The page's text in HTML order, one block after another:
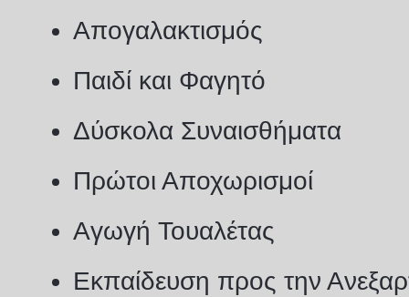
Απογαλακτισμός
Παιδί και Φαγητό
Δύσκολα Συναισθήματα
Πρώτοι Αποχωρισμοί
Αγωγή Τουαλέτας
Εκπαίδευση προς την